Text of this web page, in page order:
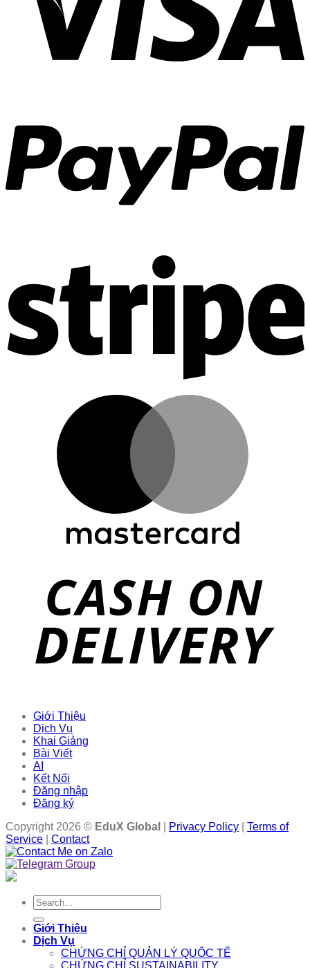
Giới Thiệu
Dịch Vụ
Khai Giảng
Bài Viết
AI
Kết Nối
Đăng nhập
Đăng ký
Copyright 2026 © EduX Global Privacy Policy
Terms of
Service
Contact
Search
for:
Giới Thiệu
Dịch Vụ
CHỨNG CHỈ QUẢN LÝ QUỐC TẾ
CHỨNG CHỈ SUSTAINABILITY